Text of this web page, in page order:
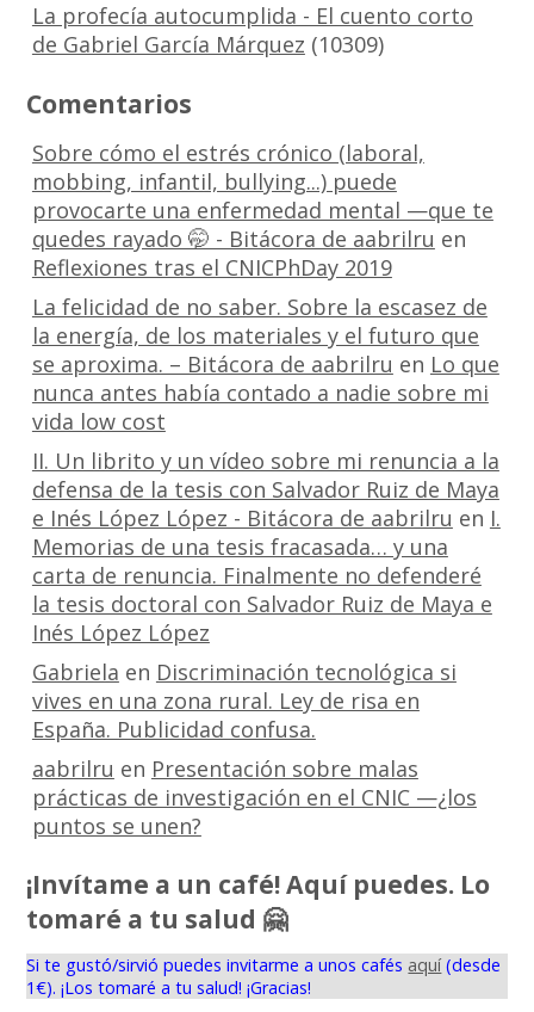
La profecía autocumplida - El cuento corto
de Gabriel García Márquez (10309)
Comentarios
Sobre cómo el estrés crónico (laboral,
mobbing, infantil, bullying...) puede
provocarte una enfermedad mental —que te
quedes rayado 🤭 - Bitácora de aabrilru en
Reflexiones tras el CNICPhDay 2019
La felicidad de no saber. Sobre la escasez de
la energía, de los materiales y el futuro que
se aproxima. – Bitácora de aabrilru en Lo que
nunca antes había contado a nadie sobre mi
vida low cost
II. Un librito y un vídeo sobre mi renuncia a la
defensa de la tesis con Salvador Ruiz de Maya
e Inés López López - Bitácora de aabrilru en I.
Memorias de una tesis fracasada… y una
carta de renuncia. Finalmente no defenderé
la tesis doctoral con Salvador Ruiz de Maya e
Inés López López
Gabriela en Discriminación tecnológica si
vives en una zona rural. Ley de risa en
España. Publicidad confusa.
aabrilru en Presentación sobre malas
prácticas de investigación en el CNIC —¿los
puntos se unen?
¡Invítame a un café! Aquí puedes. Lo
tomaré a tu salud 🤗
Si te gustó/sirvió puedes invitarme a unos cafés aquí(desde
1€). ¡Los tomaré a tu salud! ¡Gracias!